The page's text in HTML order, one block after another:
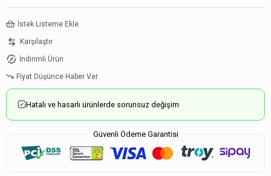
İstek Listeme Ekle
Karşılaştır
İndirimli Ürün
Fiyat Düşünce Haber Ver
Hatalı ve hasarlı ürünlerde sorunsuz değişim
Güvenli Ödeme Garantisi